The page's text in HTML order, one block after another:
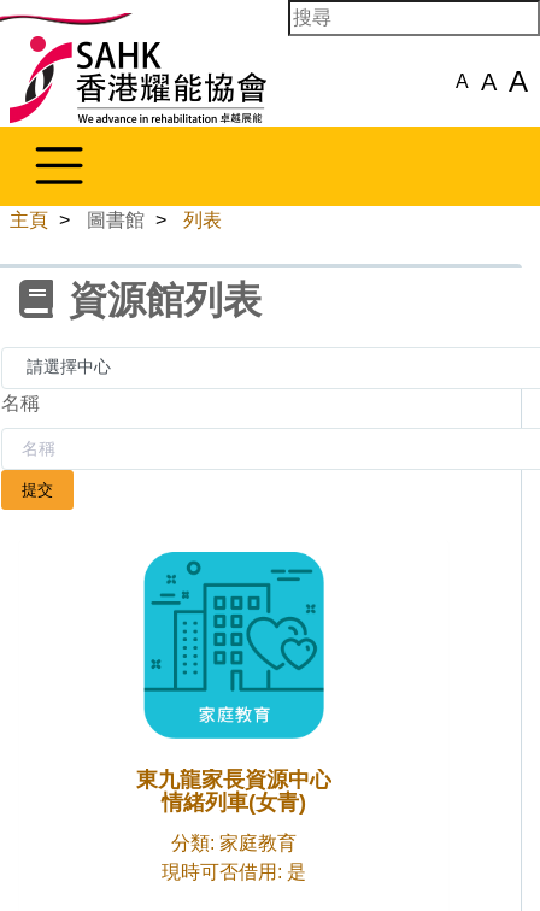
A A A
主頁 > 圖書館 > 列表
資源館列表
名稱
東九龍家長資源中心
情緒列車(女青)
分類: 家庭教育
現時可否借用: 是